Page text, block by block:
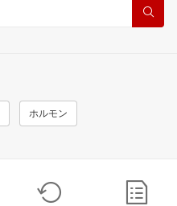
ホルモン